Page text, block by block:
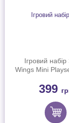
Ігровий
Wings Mini
399